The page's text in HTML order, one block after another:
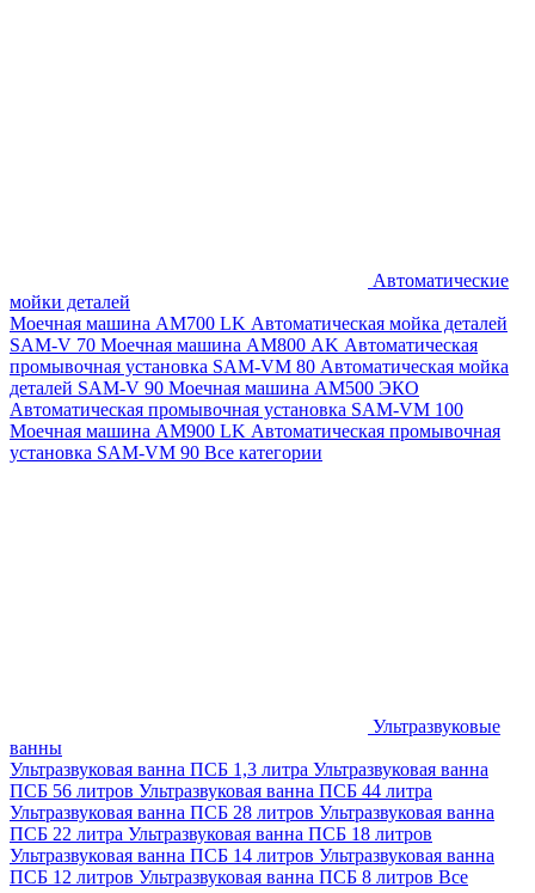
Автоматические
мойки деталей
Моечная машина AM700 LK Автоматическая мойка деталей
SAM-V 70 Моечная машина АМ800 AK Автоматическая
промывочная установка SAM-VM 80 Автоматическая мойка
деталей SAM-V 90 Моечная машина АМ500 ЭКО
Автоматическая промывочная установка SAM-VM 100
Моечная машина AM900 LK Автоматическая промывочная
установка SAM-VM 90 Все категории
Ультразвуковые
ванны
Ультразвуковая ванна ПСБ 1,3 литра Ультразвуковая ванна
ПСБ 56 литров Ультразвуковая ванна ПСБ 44 литра
Ультразвуковая ванна ПСБ 28 литров Ультразвуковая ванна
ПСБ 22 литра Ультразвуковая ванна ПСБ 18 литров
Ультразвуковая ванна ПСБ 14 литров Ультразвуковая ванна
ПСБ 12 литров Ультразвуковая ванна ПСБ 8 литров Все